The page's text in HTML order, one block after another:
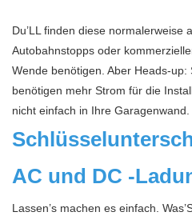
Du’LL finden diese normalerweise
Autobahnstopps oder
Wende benötigen. Aber Heads-up:
benötigen mehr Strom für die
nicht einfach in Ihre Garagenwand.
AC und DC -
Lassen’s machen es einfach.